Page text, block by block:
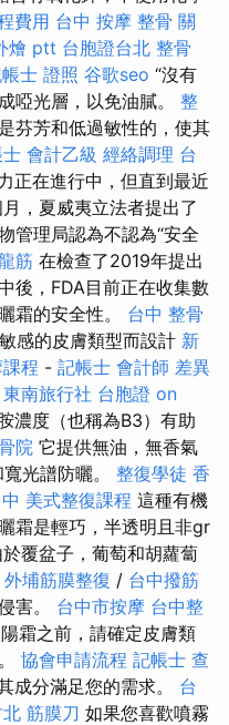
費用 台中 按摩 整骨 關
燴 ptt 台胞證台北 整骨
士 證照 谷歌seo “沒有
啞光層，以免油膩。 整
芬芳和低過敏性的，使其
會計乙級 經絡調理 台
正在進行中，但直到最近
，夏威夷立法者提出了
管理局認為不認為“安全
筋 在檢查了2019年提出
後，FDA目前正在收集數
霜的安全性。 台中 整骨
感的皮膚類型而設計 新
程 - 記帳士 會計師 差異
東南旅行社 台胞證 on
濃度（也稱為B3）有助
院 它提供無油，無香氣
光譜防曬。 整復學徒 香
美式整復課程 這種有機
霜是輕巧，半透明且非gr
覆盆子，葡萄和胡蘿蔔
外埔筋膜整復 / 台中撥筋
害。 台中市按摩 台中整
霜之前，請確定皮膚類
協會申請流程 記帳士 查
成分滿足您的需求。 台
筋膜刀 如果您喜歡噴霧